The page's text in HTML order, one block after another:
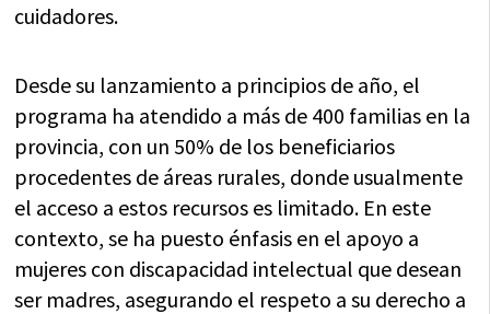
cuidadores.
Desde su lanzamiento a principios de año, el
programa ha atendido a más de 400 familias en la
provincia, con un 50% de los beneficiarios
procedentes de áreas rurales, donde usualmente
el acceso a estos recursos es limitado. En este
contexto, se ha puesto énfasis en el apoyo a
mujeres con discapacidad intelectual que desean
ser madres, asegurando el respeto a su derecho a